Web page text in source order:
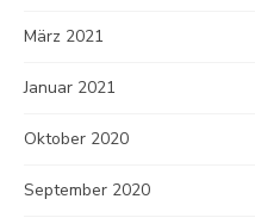
März 2021
Januar 2021
Oktober 2020
September 2020